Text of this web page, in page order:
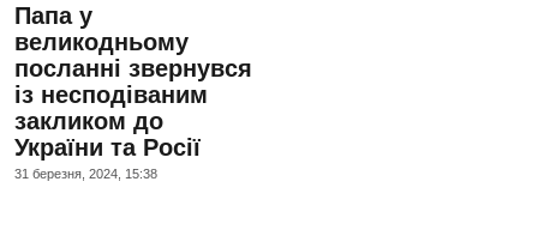
Папа у
великодньому
посланні звернувся
із несподіваним
закликом до
України та Росії
31 березня, 2024, 15:38